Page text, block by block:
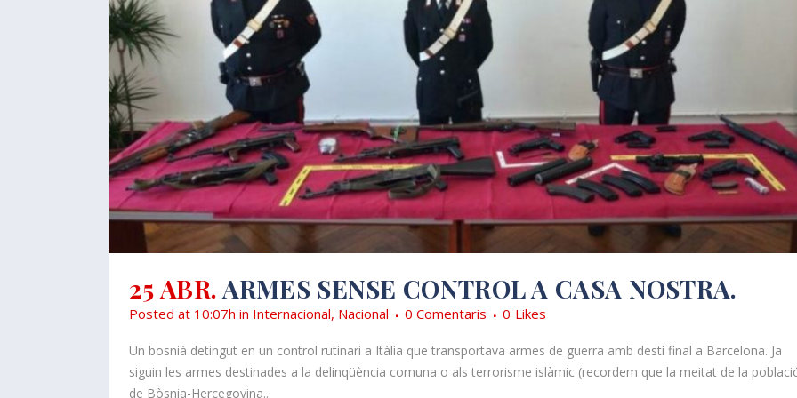
25 ABR. ARMES SENSE CONTROL A CASA NOSTRA.
Posted at 10:07h in Internacional, Nacional 0 Comentaris 0 Likes
Un bosnià detingut en un control rutinari a Itàlia que transportava armes de guerra amb destí final a Barcelona. Ja
siguin les armes destinades a la delinqüència comuna o als terrorisme islàmic (recordem que la meitat de la
de Bòsnia-Hercegovina...